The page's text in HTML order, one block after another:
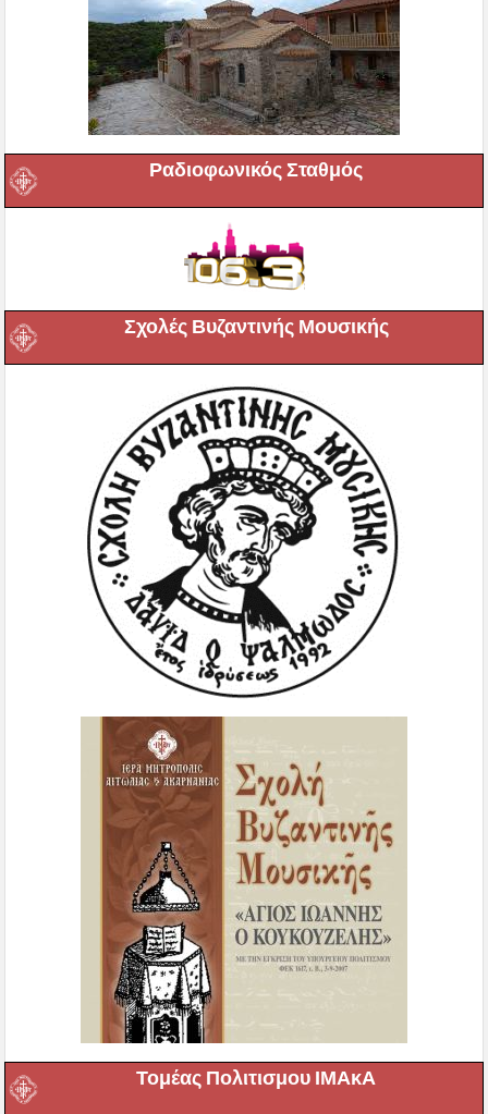
Ραδιοφωνικός Σταθμός
Σχολές Βυζαντινής Μουσικής
Τομέας Πολιτισμου ΙΜΑκΑ